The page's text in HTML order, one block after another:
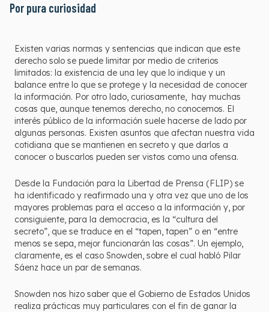
Por pura curiosidad
Existen varias normas y sentencias que indican que este
derecho solo se puede limitar por medio de criterios
limitados: la existencia de una ley que lo indique y un
balance entre lo que se protege y la necesidad de conocer
la información. Por otro lado, curiosamente, hay muchas
cosas que, aunque tenemos derecho, no conocemos. El
interés público de la información suele hacerse de lado por
algunas personas. Existen asuntos que afectan nuestra vida
cotidiana que se mantienen en secreto y que darlos a
conocer o buscarlos pueden ser vistos como una ofensa.
Desde la Fundación para la Libertad de Prensa (FLIP) se
ha identificado y reafirmado una y otra vez que uno de los
mayores problemas para el acceso a la información y, por
consiguiente, para la democracia, es la “cultura del
secreto”, que se traduce en el “tapen, tapen” o en “entre
menos se sepa, mejor funcionarán las cosas”. Un ejemplo,
claramente, es el caso Snowden, sobre el cual habló Pilar
Sáenz hace un par de semanas.
Snowden nos hizo saber que el Gobierno de Estados Unidos
realiza prácticas muy particulares con el fin de ganar la